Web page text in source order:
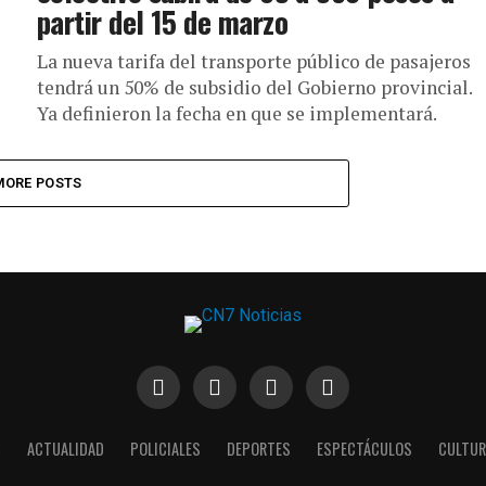
partir del 15 de marzo
La nueva tarifa del transporte público de pasajeros
tendrá un 50% de subsidio del Gobierno provincial.
Ya definieron la fecha en que se implementará.
POSTS
ACTUALIDAD POLICIALES DEPORTES ESPECTÁCULOS